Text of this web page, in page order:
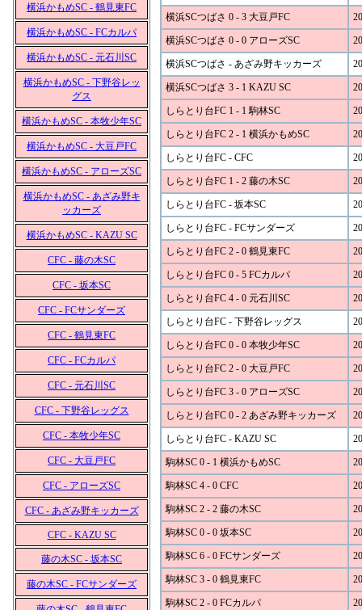
横浜かもめSC - 鶴見東FC
横浜かもめSC - FCカルパ
横浜かもめSC - 元石川SC
横浜かもめSC - 下野谷レッ
グス
横浜かもめSC - 本牧少年SC
横浜かもめSC - 大豆戸FC
横浜かもめSC - アローズSC
横浜かもめSC - あざみ野キ
ッカーズ
横浜かもめSC - KAZU SC
CFC - 藤の木SC
CFC - 坂本SC
CFC - FCサンダーズ
CFC - 鶴見東FC
CFC - FCカルパ
CFC - 元石川SC
CFC - 下野谷レッグス
CFC - 本牧少年SC
CFC - 大豆戸FC
CFC - アローズSC
CFC - あざみ野キッカーズ
CFC - KAZU SC
藤の木SC - 坂本SC
藤の木SC - FCサンダーズ
横浜SCつばさ 0 - 3 大豆戸FC
横浜SCつばさ 0 - 0 アローズSC
横浜SCつばさ - あざみ野キッカーズ
横浜SCつばさ 3 - 1 KAZU SC
しらとり台FC 1 - 1 駒林SC
しらとり台FC 2 - 1 横浜かもめSC
しらとり台FC - CFC
しらとり台FC 1 - 2 藤の木SC
しらとり台FC - 坂本SC
しらとり台FC - FCサンダーズ
しらとり台FC 2 - 0 鶴見東FC
しらとり台FC 0 - 5 FCカルパ
しらとり台FC 4 - 0 元石川SC
しらとり台FC - 下野谷レッグス
しらとり台FC 0 - 0 本牧少年SC
しらとり台FC 2 - 0 大豆戸FC
しらとり台FC 3 - 0 アローズSC
しらとり台FC 0 - 2 あざみ野キッカーズ
しらとり台FC - KAZU SC
駒林SC 0 - 1 横浜かもめSC
駒林SC 4 - 0 CFC
駒林SC 2 - 2 藤の木SC
駒林SC 0 - 0 坂本SC
駒林SC 6 - 0 FCサンダーズ
駒林SC 3 - 0 鶴見東FC
駒林SC 2 - 0 FCカルパ